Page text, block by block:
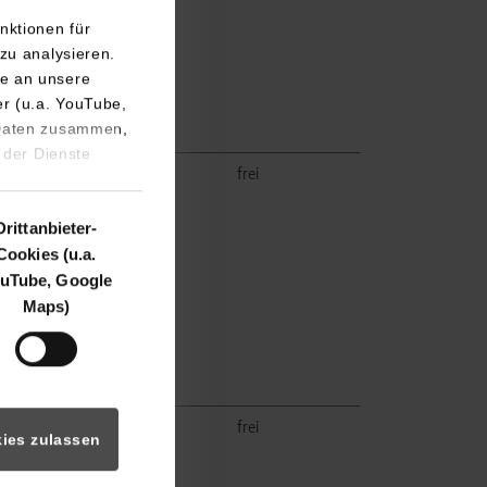
für
analysieren.
an unsere
(u.a. YouTube,
zusammen,
Dienste
(u.a.
Google
Maps)
zulassen
frei
frei